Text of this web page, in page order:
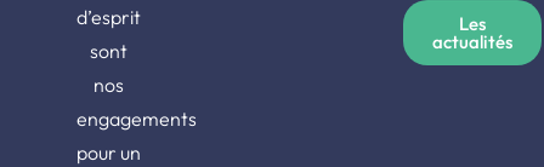
d’esprit
sont
nos
engagements
pour un
Les
actualités